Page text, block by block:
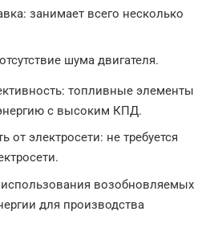
занимает всего несколько
шума двигателя.
топливные элементы
с высоким КПД.
от электросети: не требуется
возобновляемых
для производства